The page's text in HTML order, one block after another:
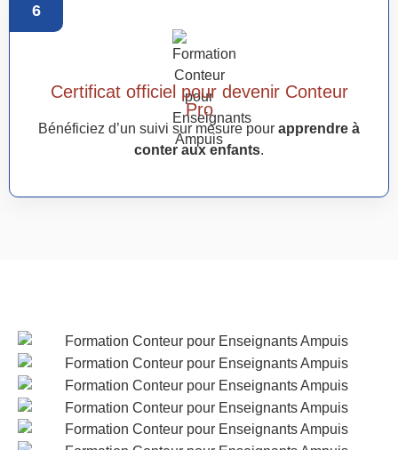
6
Certificat officiel pour devenir Conteur
Pro
Bénéficiez d’un suivi sur mesure pour apprendre à
conter aux enfants.